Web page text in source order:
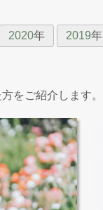
2020年 2019年
をご紹介します。